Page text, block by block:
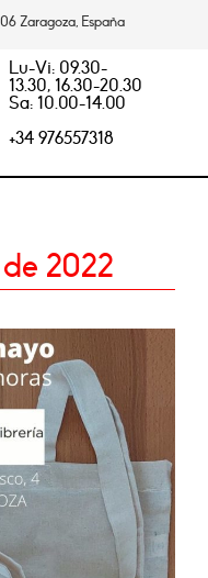
Zaragoza, España
Lu-Vi: 09.30-
13.30, 16.30-20.30
Sa: 10.00-14.00
+34 976557318
2022